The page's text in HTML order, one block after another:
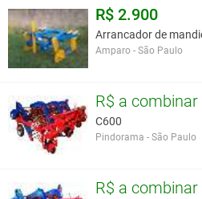
R$ 2.900
Arrancador de
Amparo - São Paulo
R$ a combinar
C600
Pindorama - São Paulo
R$ a combinar